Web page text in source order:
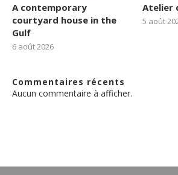
A contemporary
courtyard house in the
Gulf
6 août 2026
Atelier
5 août
Commentaires récents
Aucun commentaire à afficher.